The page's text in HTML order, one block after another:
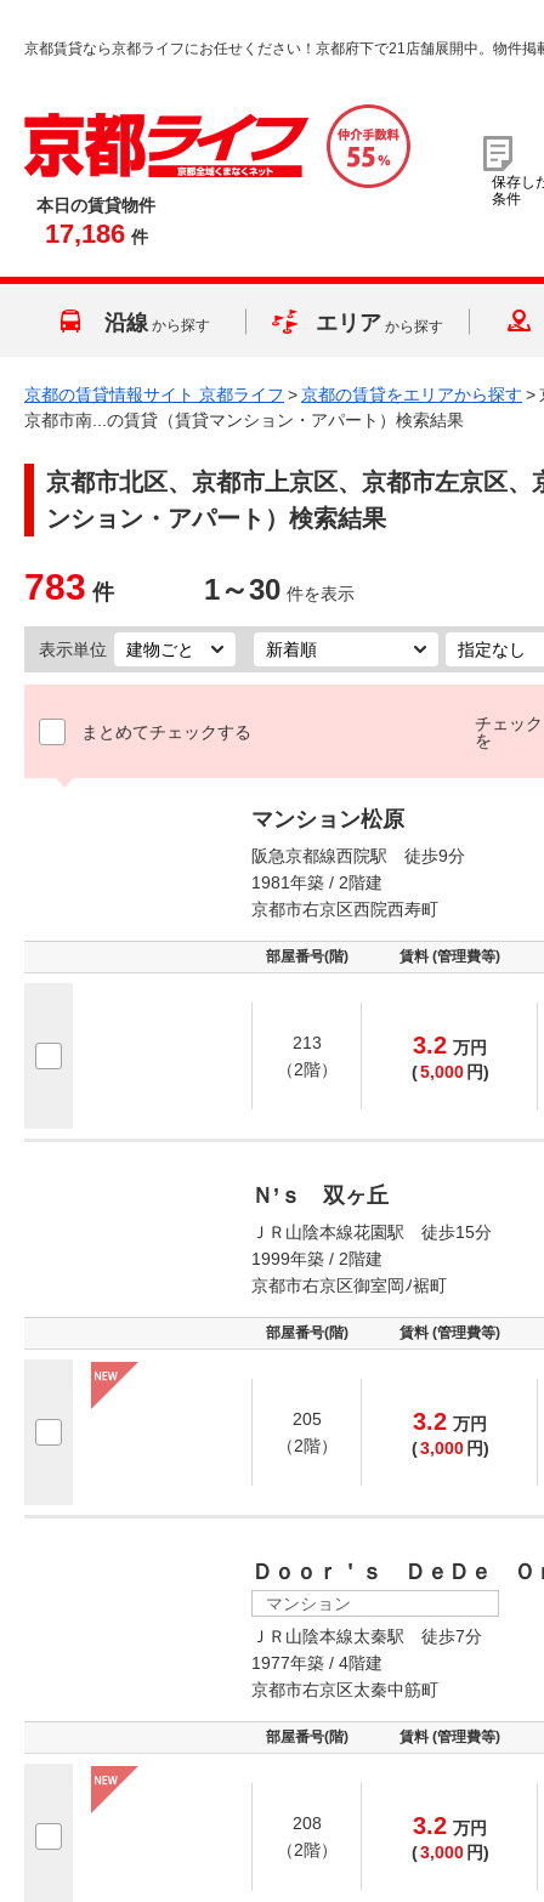
京都賃貸なら京都ライフにお任せください！京都府下で21店舗展開中。物件掲
本日の賃貸物件
17,186 件
保存し
条件
沿線 から探す エリア から探す
京都の賃貸情報サイト 京都ライフ >京都の賃貸をエリアから探す >
京都市南...の賃貸（賃貸マンション・アパート）検索結果
京都市北区、京都市上京区、京都市左京区
ンション・アパート）検索結果
783 件 1～30 件を表示
表示単位
まとめてチェックする
チェッ
を
マンション松原
阪急京都線西院駅 徒歩9分
1981年築 / 2階建
京都市右京区西院西寿町
部屋番号(階) 賃料 (管理費等)
213
（2階）
3.2 万円
(5,000 円)
Ｎ’ｓ 双ヶ丘
ＪＲ山陰本線花園駅 徒歩15分
1999年築 / 2階建
京都市右京区御室岡ﾉ裾町
部屋番号(階) 賃料 (管理費等)
205
（2階）
3.2 万円
(3,000 円)
Ｄｏｏｒ＇ｓ ＤｅＤｅ Ｏ
マンション
ＪＲ山陰本線太秦駅 徒歩7分
1977年築 / 4階建
京都市右京区太秦中筋町
部屋番号(階) 賃料 (管理費等)
208
（2階）
3.2 万円
(3,000 円)